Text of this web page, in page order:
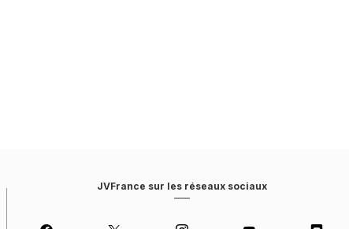
JVFrance sur les réseaux sociaux